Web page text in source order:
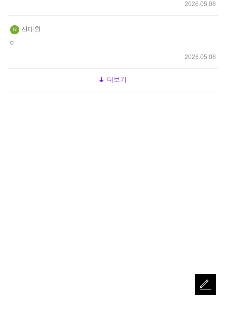
2026.05.08
진대환
c
2026.05.08
더보기